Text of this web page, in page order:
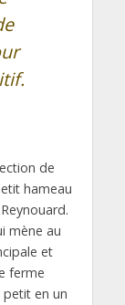
de
hameau
mène au
et
ferme
en un